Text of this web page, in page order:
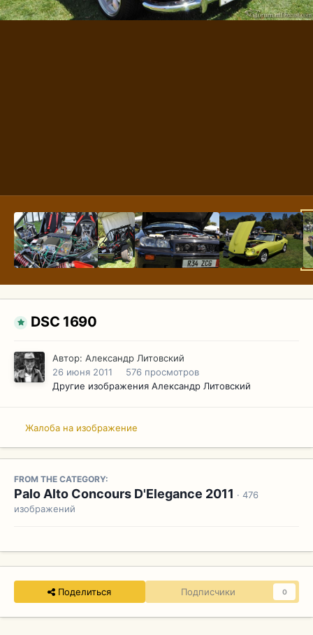
DSC 1690
Автор: Александр Литовский
26 июня 2011
576 просмотров
Другие изображения Александр Литовский
Жалоба на изображение
FROM THE CATEGORY:
Palo Alto Concours D'Elegance 2011 · 476
изображений
Поделиться Подписчики 0